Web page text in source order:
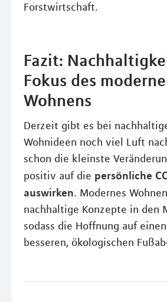
Forstwirtschaft.
Fazit:
Fokus des
Wohnens
Derzeit gibt es bei
Wohnideen noch viel Luft
schon die kleinste
positiv auf die persönliche
auswirken. Modernes
nachhaltige Konzepte in den
sodass die Hoffnung auf
besseren, ökologischen